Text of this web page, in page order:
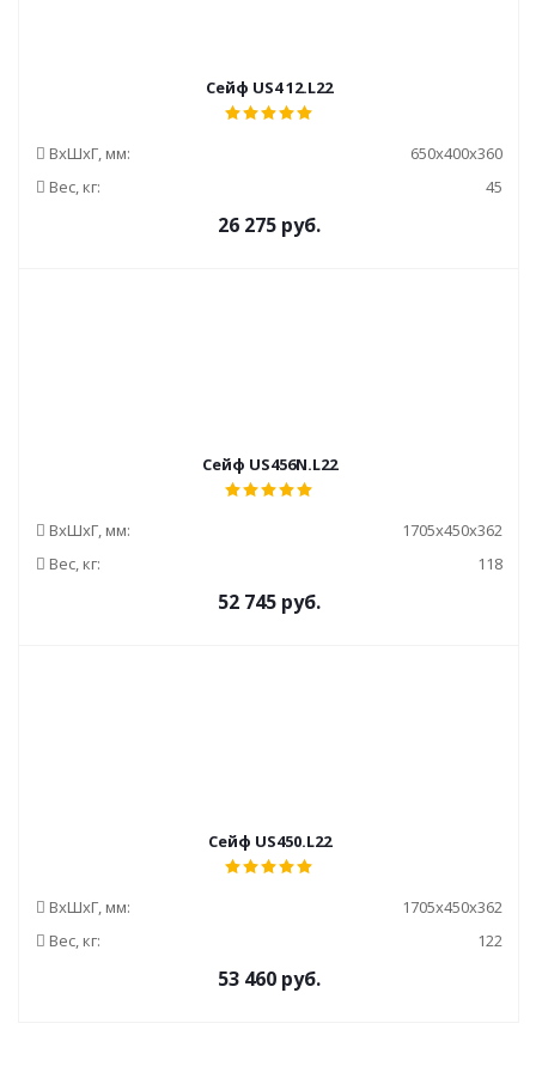
Сейф US4 12.L22
ВxШxГ, мм:
650x400x360
Вес, кг:
45
26 275 руб.
Сейф US456N.L22
ВxШxГ, мм:
1705x450x362
Вес, кг:
118
52 745 руб.
Сейф US450.L22
ВxШxГ, мм:
1705x450x362
Вес, кг:
122
53 460 руб.